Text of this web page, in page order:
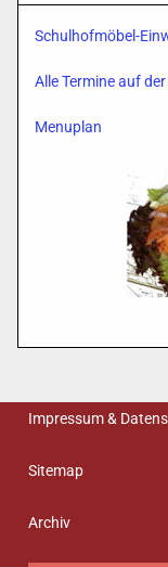
Schulhofmöbel-
Alle Termine auf
Menuplan
Impressum &
Sitemap
Archiv